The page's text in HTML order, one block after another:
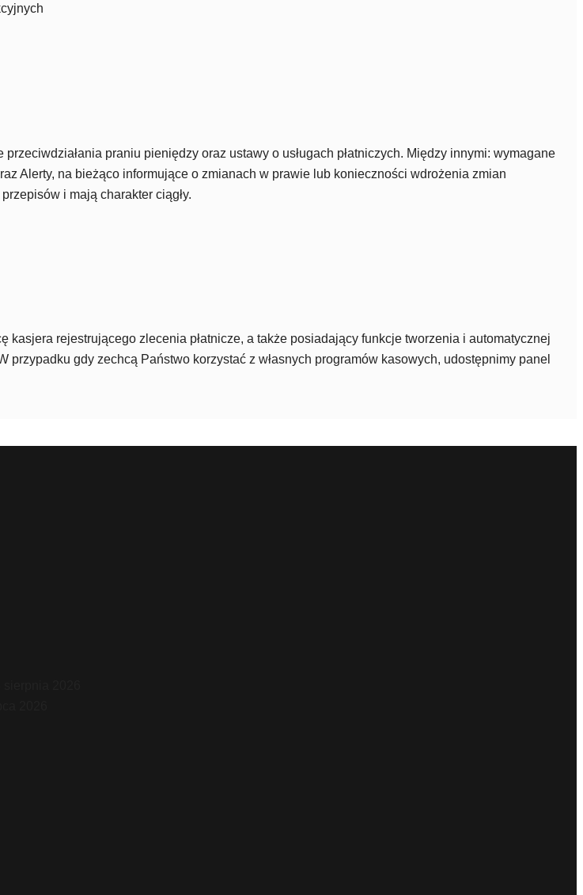
praniu pieniędzy oraz ustawy o usługach płatniczych. Między innymi: wymagane
Alerty, na bieżąco informujące o zmianach w prawie lub konieczności wdrożenia zmian
i mają charakter ciągły.
rejestrującego zlecenia płatnicze, a także posiadający funkcje tworzenia i automatycznej
przypadku gdy zechcą Państwo korzystać z własnych programów kasowych, udostępnimy panel